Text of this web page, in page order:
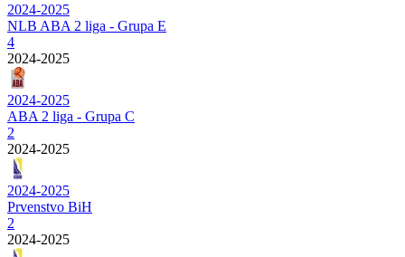
2024-2025
NLB ABA 2 liga - Grupa E
4
2024-2025
2024-2025
ABA 2 liga - Grupa C
2
2024-2025
2024-2025
Prvenstvo BiH
2
2024-2025